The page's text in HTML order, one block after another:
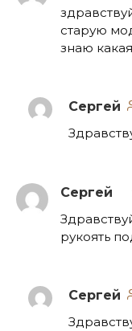
старую
знаю
Сергей
Сергей
рукоять
Сергей